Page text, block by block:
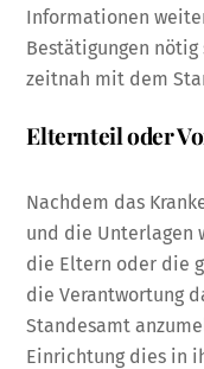
Informationen
Bestätigungen
zeitnah mit dem
Elternteil oder
Nachdem das
und die Unterlagen
die Eltern oder die
die Verantwortung
Standesamt
Einrichtung dies in